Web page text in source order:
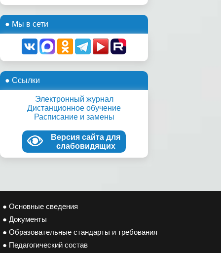
● Мы в сети
● Ссылки
Электронный журнал
Дистанционное обучение
Расписание и замены
Версия сайта для
слабовидящих
● Основные сведения
● Документы
● Образовательные стандарты и требования
● Педагогический состав